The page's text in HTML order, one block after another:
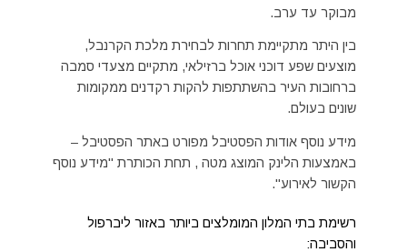
מבוקר עד ערב.
בין היתר מתקיימת תחרות לבחירת מלכת הקרנבל,
מוצעים שפע דוכני אוכל ברזילאי, מתקיים מצעדי סמבה
ברחובות העיר בהשתתפות להקות רקדנים ממקומות
שונים בעולם.
מידע נוסף אודות הפסטיבל מפורט באתר הפסטיבל –
באמצעות הלינק המוצג מטה , תחת הכותרת "מידע נוסף
הקשור לאירוע".
רשימת בתי המלון המומלצים ביותר באזור ליברפול
והסביבה: